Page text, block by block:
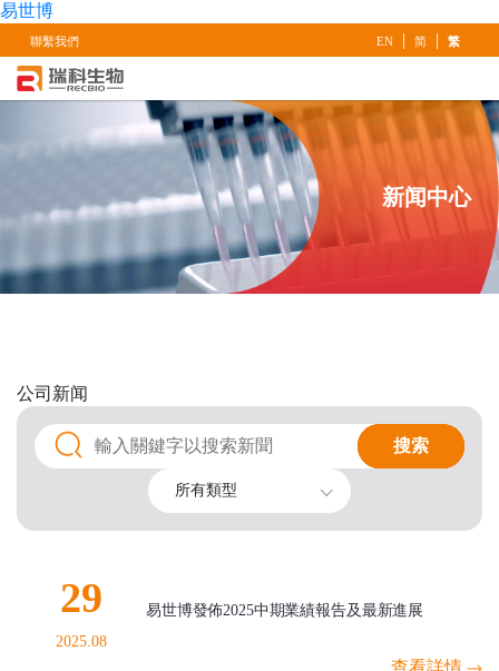
易世博
聯繫我們 EN | 简 | 繁
新闻中心
公司 新闻
搜索
搜索
所有類型
29
2025.08
易世博發佈2025中期業績報告及最新進展